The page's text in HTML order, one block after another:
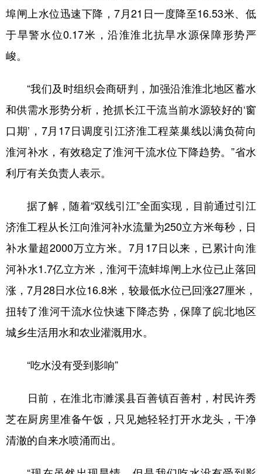
埠闸上水位迅速下降，7月21日一度降至16.53米、低
于旱警水位0.17米，沿淮淮北抗旱水源保障形势严
峻。
“我们及时组织会商研判，加强沿淮淮北地区蓄水
和供需水形势分析，抢抓长江干流当前水源较好的‘窗
口期’，7月17日调度引江济淮工程菜巢线以满负荷向
淮河补水，有效稳定了淮河干流水位下降趋势。”省水
利厅有关负责人表示。
据了解，随着“双线引江”全面实现，目前通过引江
济淮工程从长江向淮河补水流量为250立方米每秒，日
补水量超2000万立方米。7月17日以来，已累计向淮
河补水1.7亿立方米，淮河干流蚌埠闸上水位已止落回
涨，7月28日水位16.8米，较最低水位已回涨27厘米，
扭转了淮河干流水位快速下降态势，保障了皖北地区
城乡生活用水和农业灌溉用水。
“吃水没有受到影响”
日前，在淮北市濉溪县百善镇百善村，村民许秀
芝在厨房里准备午饭，只见她轻轻打开水龙头，干净
清澈的自来水喷涌而出。